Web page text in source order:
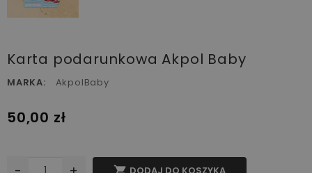
Karta podarunkowa Akpol Baby
MARKA: AkpolBaby
50,00 zł